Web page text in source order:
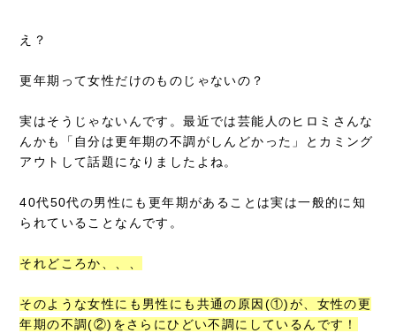
え？
更年期って女性だけのものじゃないの？
実はそうじゃないんです。最近では芸能人のヒロミさんな
んかも「自分は更年期の不調がしんどかった」とカミング
アウトして話題になりましたよね。
40代50代の男性にも更年期があることは実は一般的に知
られていることなんです。
それどころか、、、
そのような女性にも男性にも共通の原因(①)が、女性の更
年期の不調(②)をさらにひどい不調にしているんです！